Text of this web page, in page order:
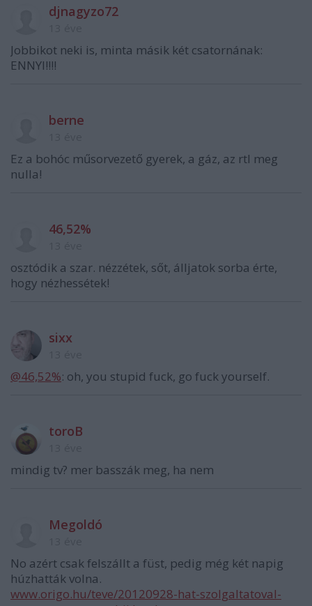
djnagyzo72
Jobbikot neki is, minta másik két csatornának:
ENNYI!!!!
berne
Ez a bohóc műsorvezető gyerek, a gáz, az rtl meg
nulla!
46,52%
osztódik a szar. nézzétek, sőt, álljatok sorba érte,
hogy nézhessétek!
sixx
@46,52%: oh, you stupid fuck, go fuck yourself.
toroB
mindig tv? mer basszák meg, ha nem
Megoldó
No azért csak felszállt a füst, pedig még két napig
húzhatták volna.
www.origo.hu/teve/20120928-hat-szolgaltatoval-